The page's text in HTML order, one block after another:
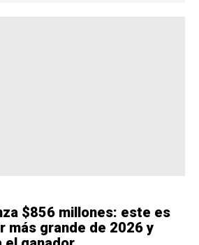
$856 millones: este es
más grande de 2026 y